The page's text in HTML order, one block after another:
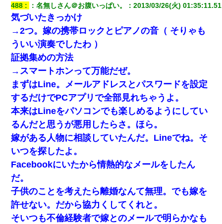
「離婚！（激怒」
ミスした新人(
)に冗談で「行為させてくれたら許してあげる」
って言ったら・・・
元夫の連れ子「俺の結婚式の時くらい、母親としての責任を果た
そうとは思わないのか！」→どうも連れ子は…
22歳の頃、父に36歳の男性とお見合いをしてくれと頼まれた。父
の親会社の経営者の息子さんだったので、父も喜んで私の写真を
送ったんだが→
17年飼っていた犬が亡くなった。鼻水垂らし嗚咽する私に、猫が
近づいて頭突きをしてきて…
スマホを与えられて、中学卒業する頃にはすっかり女叩きに洗脳
された弟が、大学進学のために一人暮らししたいと言い出した。
【悲報】お風呂で父親と姉が完全に行為してるんだが...
488 ：名無しさん＠お腹いっぱい。 ：2013/03/26(火)
気づいたきっかけ
→2つ。嫁の携帯ロックとピアノの音（ そりゃも
ういい演奏でしたわ ）
証拠集めの方法
→スマートホンって万能だぜ。
まずはLine。メールアドレスとパスワードを設定
するだけでPCアプリで全部見れちゃうよ。
本来はLineをパソコンでも楽しめるようにしてい
るんだと思うが悪用したらさ。ほら。
嫁がある人物に相談していたんだ。Lineでね。そ
いつを探したよ。
Facebookにいたから情熱的なメールをしたん
だ。
子供のことを考えたら離婚なんて無理。でも嫁を
許せない。だから協力くしてくれと。
そいつも不倫経験者で嫁とのメールで明らかなも